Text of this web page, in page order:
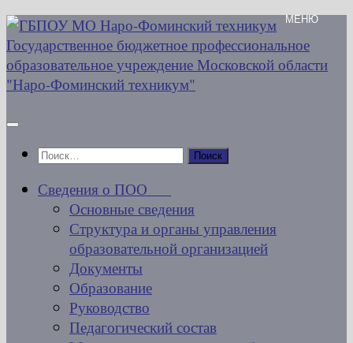
Перейти
к
содержимому
Найти:
Сведения о ПОО
Основные сведения
Структура и органы управления
образовательной организацией
Документы
Образование
Руководство
Педагогический состав